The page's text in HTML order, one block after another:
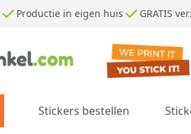
Productie in eigen huis GRATIS
submenu for Stickers drukken
Stickers bestellen